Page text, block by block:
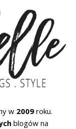
w 2009 roku.
blogów na